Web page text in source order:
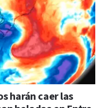
harán caer las